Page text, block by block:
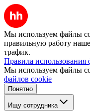
Мы используем файлы
правильную работу
трафик.
Правила использования
Мы используем файлы
файлов cookie
Понятно
Ищу сотрудника